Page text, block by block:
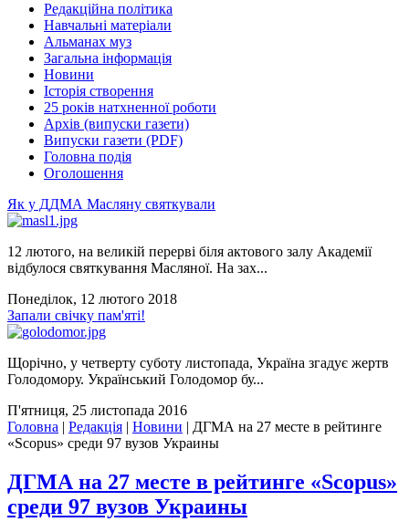
Редакційна політика
Навчальні матеріали
Альманах муз
Загальна інформація
Новини
Історія створення
25 років натхненної роботи
Архів (випуски газети)
Випуски газети (PDF)
Головна подія
Оголошення
Як у ДДМА Масляну святкували
12 лютого, на великій перерві біля актового залу Академії
відбулося святкування Масляної. На зах...
Понеділок, 12 лютого 2018
Запали свічку пам'яті!
Щорічно, у четверту суботу листопада, Україна згадує жертв
Голодомору. Український Голодомор бу...
П'ятниця, 25 листопада 2016
Головна | Редакція | Новини | ДГМА на 27 месте в рейтинге
«Scopus» среди 97 вузов Украины
ДГМА на 27 месте в рейтинге «Scopus»
среди 97 вузов Украины